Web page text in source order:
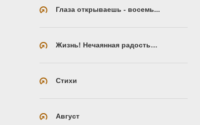
Глаза открываешь - восемь...
Жизнь! Нечаянная радость…
Стихи
Август